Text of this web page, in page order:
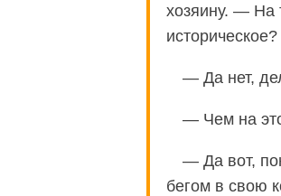
хозяину. — На
историческое?
— Да нет,
— Чем на
— Да вот,
бегом в свою